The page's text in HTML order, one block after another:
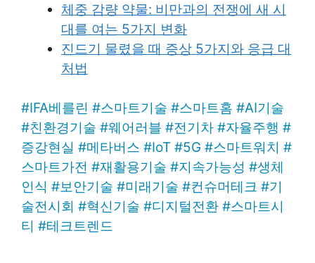
체중 감량 약물: 비만과의 전쟁에 새 시
대를 여는 5가지 변화
진드기 물렸을 때 증상 5가지와 응급 대
처법
#IFA베를린 #스마트기술 #스마트홈 #AI기술
#친환경기술 #웨어러블 #전기차 #자율주행 #
증강현실 #메타버스 #IoT #5G #스마트워치 #
스마트가전 #재활용기술 #지속가능성 #생체
인식 #보안기술 #미래기술 #컨슈머테크 #기
술전시회 #혁신기술 #디지털전환 #스마트시
티 #테크트렌드